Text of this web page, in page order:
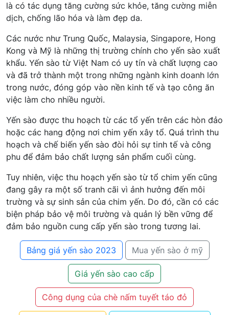
là có tác dụng tăng cường sức khỏe, tăng cường miễn
dịch, chống lão hóa và làm đẹp da.
Các nước như Trung Quốc, Malaysia, Singapore, Hong
Kong và Mỹ là những thị trường chính cho yến sào xuất
khẩu. Yến sào từ Việt Nam có uy tín và chất lượng cao
và đã trở thành một trong những ngành kinh doanh lớn
trong nước, đóng góp vào nền kinh tế và tạo công ăn
việc làm cho nhiều người.
Yến sào được thu hoạch từ các tổ yến trên các hòn đảo
hoặc các hang động nơi chim yến xây tổ. Quá trình thu
hoạch và chế biến yến sào đòi hỏi sự tinh tế và công
phu để đảm bảo chất lượng sản phẩm cuối cùng.
Tuy nhiên, việc thu hoạch yến sào từ tổ chim yến cũng
đang gây ra một số tranh cãi vì ảnh hưởng đến môi
trường và sự sinh sản của chim yến. Do đó, cần có các
biện pháp bảo vệ môi trường và quản lý bền vững để
đảm bảo nguồn cung cấp yến sào trong tương lai.
Bảng giá yến sào 2023 Mua yến sào ở mỹ
Giá yến sào cao cấp
Công dụng của chè nấm tuyết táo đỏ